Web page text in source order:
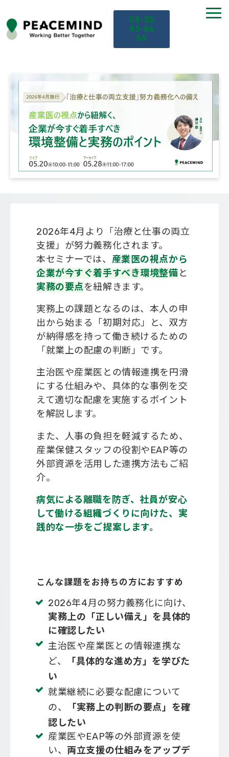
03-35
41-86
56
サービス
課題から探す
セミナー
2026年4月より「治療と仕事の両立
支援」が努力義務化されます。
本セミナーでは、 産業医の視点から
企業が今すぐ着手すべき環境整備と
実務の要点を紐解きます。
実務上の課題となるのは、本人の申
出から始まる「初期対応」と、双方
が納得感を持って働き続けるための
「就業上の配慮の判断」です。
主治医や産業医との情報連携を円滑
にする仕組みや、具体的な事例を交
えて適切な配慮を実施するポイント
を解説します。
また、人事の負担を軽減するため、
産業保健スタッフの役割やEAP等の
外部資源を活用した連携方法もご紹
介。
病気による離職を防ぎ、社員が安心
して働ける組織づくりに向けた、実
践的な一歩をご提案します。
こんな課題をお持ちの方におすすめ
2026年4月の努力義務化に向け、
実務上の「正しい備え」を具体的
に確認したい
主治医や産業医との情報連携な
ど、
「具体的な進め方」を学びた
い
就業継続に必要な配慮について
の、
「実務上の判断の要点」を確
認したい
産業医やEAP等の外部資源を使
い、両立支援の仕組みをアップデ